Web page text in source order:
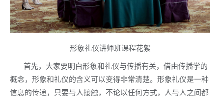
形象礼仪讲师班课程花絮
首先，大家要明白形象和礼仪与传播有关，借由传播学的
概念，形象和礼仪的含义可以变得非常清楚。形象礼仪是一种
信息的传递，只要与人接触，不论以任何方式，人与人之间都